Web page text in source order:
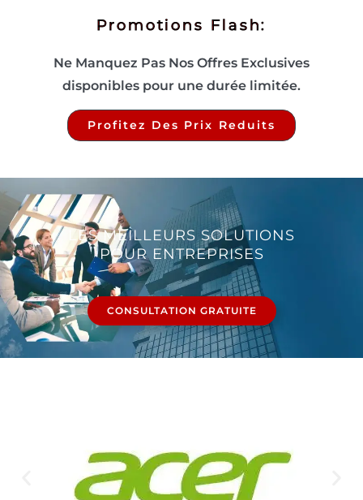
Promotions Flash:
Ne Manquez Pas Nos Offres Exclusives
disponibles pour une durée limitée.
Profitez Des Prix Reduits
LES MEILLEURS SOLUTIONS
POUR ENTREPRISES
CONSULTATION GRATUITE